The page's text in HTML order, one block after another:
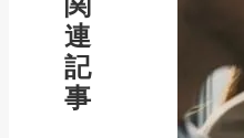
連
記
事